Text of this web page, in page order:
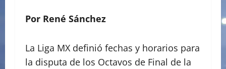
Por René Sánchez
La Liga MX definió fechas y horarios para
la disputa de los Octavos de Final de la